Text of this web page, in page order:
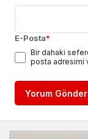
E-Posta*
Bir dahaki
posta adresimi
Yorum Gönder